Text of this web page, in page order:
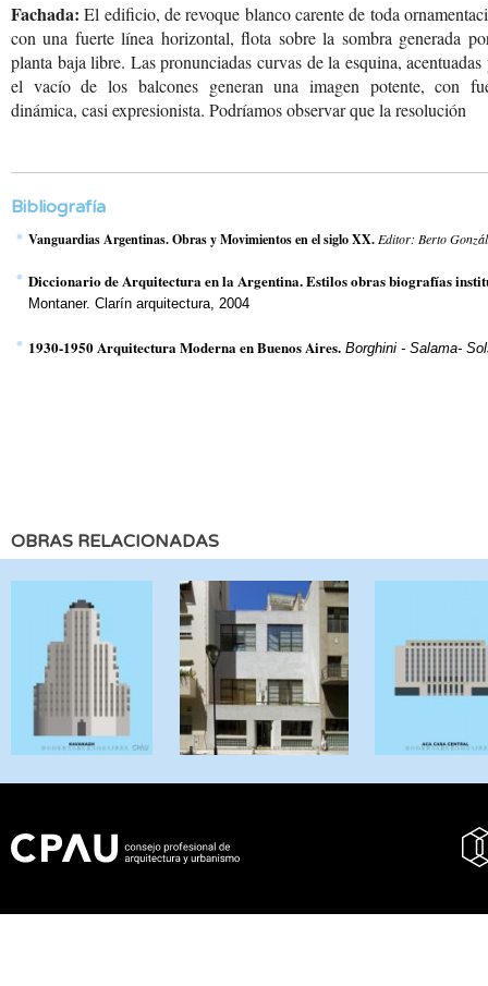
Fachada: El edificio, de revoque blanco carente de toda
con una fuerte línea horizontal, flota sobre la sombra generada
planta baja libre. Las pronunciadas curvas de la esquina,
el vacíode los balcones generan una imagen potente, con
dinámica, casi expresionista. Podríamosobservar que la resolución
Bibliografía
Vanguardias Argentinas. Obras y Movimientos en el siglo XX. Editor: Berto
Diccionario de Arquitectura en la Argentina. Estilos obras biografías
Montaner. Clarín arquitectura, 2004
1930-1950 Arquitectura Moderna en Buenos Aires. Borghini - Salama-
OBRAS RELACIONADAS